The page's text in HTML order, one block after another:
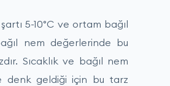
5-10°C ve ortam bağıl
nem değerlerinde bu
Sıcaklık ve bağıl nem
denk geldiği için bu tarz